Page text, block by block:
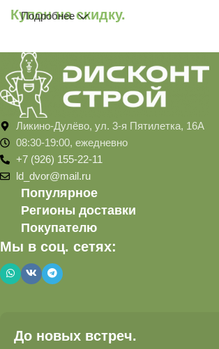
Купон на скидку.
Подробнее
Ликино-Дулёво, ул. 3-я Пятилетка, 16А
08:30-19:00, ежедневно
+7 (926) 155-22-11
ld_dvor@mail.ru
Популярное
Регионы доставки
Покупателю
Мы в соц. сетях:
До новых встреч.